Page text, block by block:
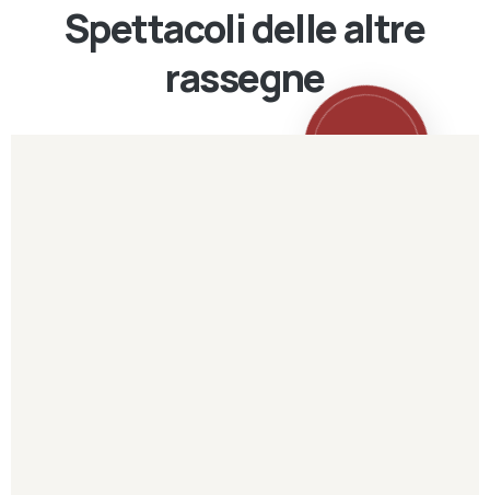
Spettacoli delle altre
rassegne